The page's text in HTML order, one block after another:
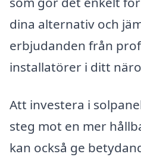
dina alternativ och
erbjudanden från
installatörer i ditt
Att investera i
steg mot en mer
kan också ge